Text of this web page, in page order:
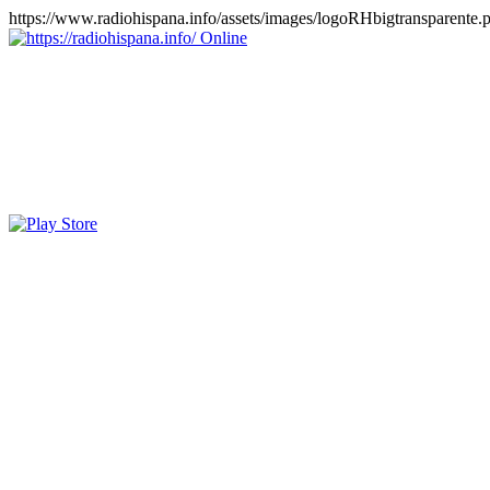
https://www.radiohispana.info/assets/images/
Online